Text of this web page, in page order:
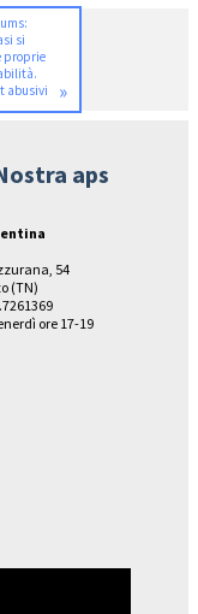
si
proprie
abusivi
»
aps
54
(TN)
ore 17-19